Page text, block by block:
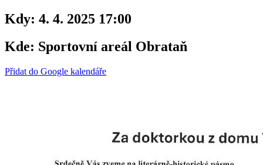
Kdy: 4. 4. 2025 17:00
Kde: Sportovní areál Obrataň
Přidat do Google kalendáře